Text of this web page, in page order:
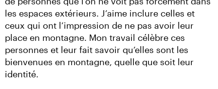
les espaces extérieurs. J’aime inclure celles et
ceux qui ont l’impression de ne pas avoir leur
place en montagne. Mon travail célèbre ces
personnes et leur fait savoir qu’elles sont les
bienvenues en montagne, quelle que soit leur
identité.